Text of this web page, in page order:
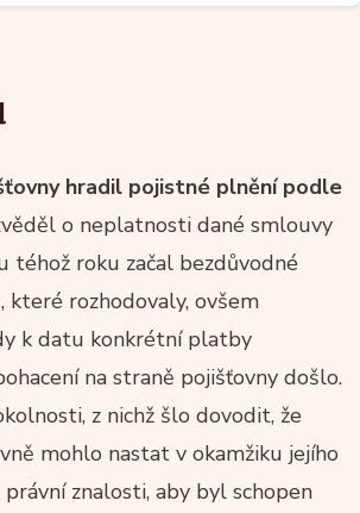
hradil pojistné plnění podle
o neplatnosti dané smlouvy
téhož roku začal bezdůvodné
které rozhodovaly, ovšem
k datu konkrétní platby
na straně pojišťovny došlo.
z nichž šlo dovodit, že
mohlo nastat v okamžiku jejího
znalosti, aby byl schopen